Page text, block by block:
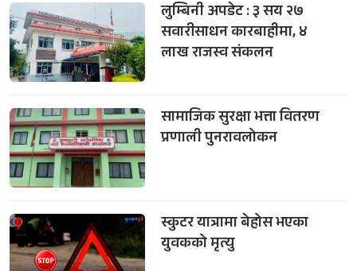
लुम्बिनी अपडेट : ३ सय २७
सवारीसाधन कारबाहीमा, ४
लाख राजस्व संकलन
सामाजिक सुरक्षा भत्ता वितरण
प्रणाली पुनरावलोकन
स्कुटर यात्रामा बेहोस भएका
युवकको मृत्यु